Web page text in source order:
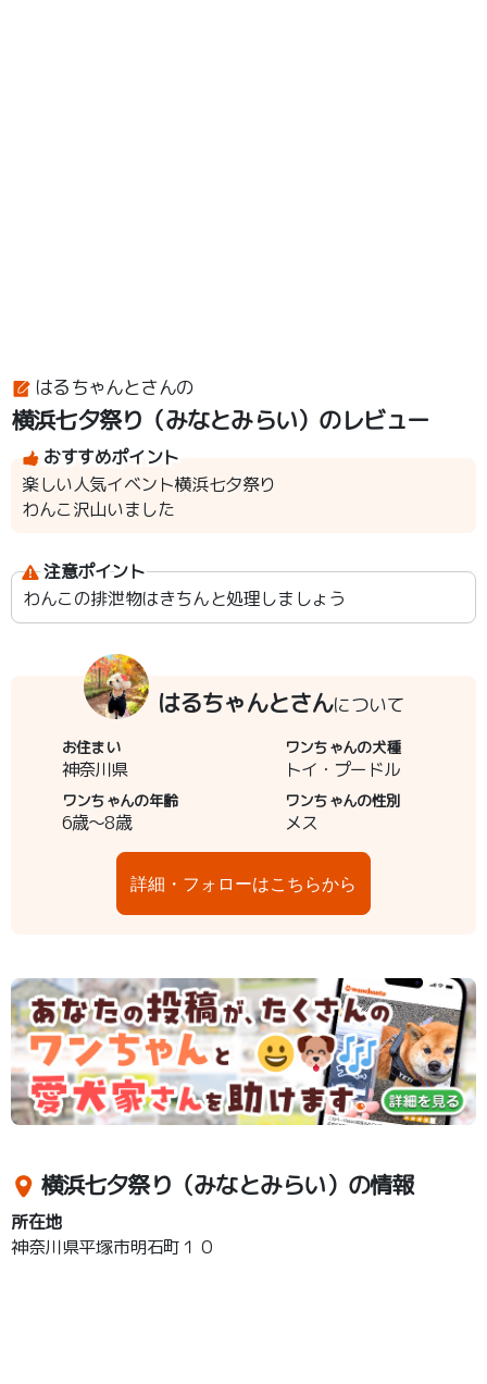
はるちゃんとさんの
横浜七夕祭り（みなとみらい）のレビュー
おすすめポイント
楽しい人気イベント横浜七夕祭り
わんこ沢山いました
注意ポイント
わんこの排泄物はきちんと処理しましょう
はるちゃんとさんについて
お住まい
神奈川県
ワンちゃんの犬種
トイ・プードル
ワンちゃんの年齢
6歳～8歳
ワンちゃんの性別
メス
詳細・フォローはこちらから
横浜七夕祭り（みなとみらい）の情報
所在地
神奈川県平塚市明石町１０